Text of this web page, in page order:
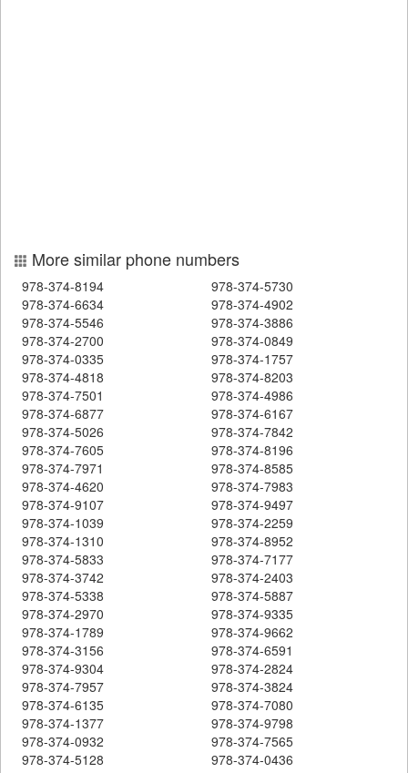
More similar phone numbers
978-374-8194
978-374-5730
978-374-6634
978-374-4902
978-374-5546
978-374-3886
978-374-2700
978-374-0849
978-374-0335
978-374-1757
978-374-4818
978-374-8203
978-374-7501
978-374-4986
978-374-6877
978-374-6167
978-374-5026
978-374-7842
978-374-7605
978-374-8196
978-374-7971
978-374-8585
978-374-4620
978-374-7983
978-374-9107
978-374-9497
978-374-1039
978-374-2259
978-374-1310
978-374-8952
978-374-5833
978-374-7177
978-374-3742
978-374-2403
978-374-5338
978-374-5887
978-374-2970
978-374-9335
978-374-1789
978-374-9662
978-374-3156
978-374-6591
978-374-9304
978-374-2824
978-374-7957
978-374-3824
978-374-6135
978-374-7080
978-374-1377
978-374-9798
978-374-0932
978-374-7565
978-374-5128
978-374-0436